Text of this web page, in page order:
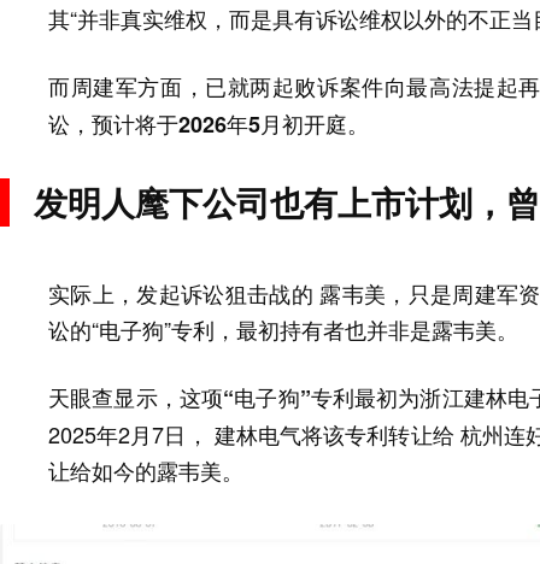
其“并非真实维权，而是具有诉讼维权以外的不正当
而周建军方面，已就两起败诉案件向最高法提起
讼，预计将于2026年5月初开庭。
发明人麾下公司也有上市计划，
实际上，发起诉讼狙击战的 露韦美，只是周建军
讼的“电子狗”专利，最初持有者也并非是露韦美。
天眼查显示， 这项“电子狗”专利最初为浙江建林
2025年2月7日， 建林电气将该专利转让给 杭州
让给如今的露韦美。